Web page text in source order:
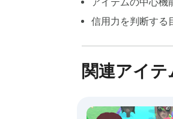
汎用的なアバター
アイテムの中心機
信用力を判断する
関連アイテ